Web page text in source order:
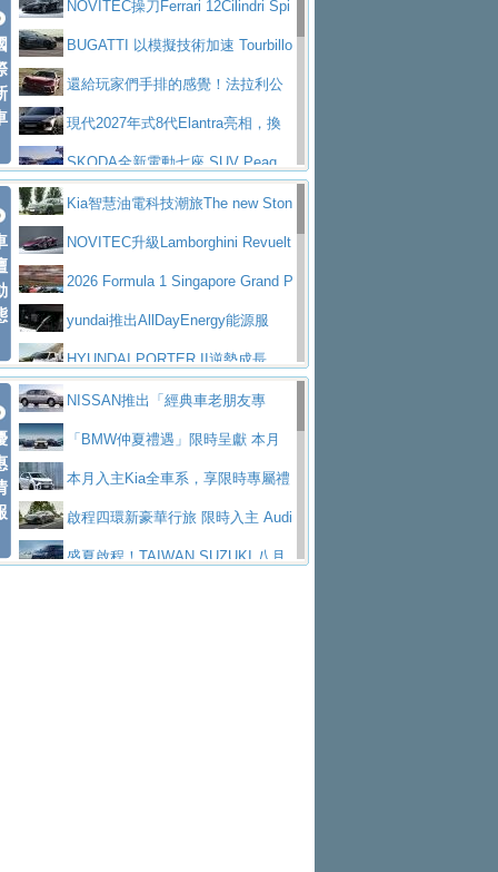
下旬問世！2024第六屆ISUZU運轉職人挑戰賽
首度前進南台灣熱烈開戰
豪華電能休旅新星 Audi Q4 Sportba
ck 55 e-tron S lineScania Taiwan 逆風而行，加深力
道投資布局
代CX-5全方位進化提前亮相並展開預售94.9
萬起
馬自達公布 2027 年式 MX-5 更
新，新增 Yakudo 特別版
Skoda Peaq 發表全新電動動力系
統 最長續航逾 640 公里、支援雙向供電
BMW M2 首度導入 xDrive 四驅，
美國與瑞士需求成關鍵推手
The all-new T-Roc 魅力 自成焦點
Maserati GT2 Stradale「Tribute to
MC12」全球首度亮相
迎接 RANGE ROVER 品牌家族第
五位成員 全新 RANGE ROVER GT 預告登
場
造型華麗時尚、科技座艙再進化，P
eugeot 208小改款發表上市94.8萬起
NOVITEC操刀Ferrari 12Cilindri Spi
der 碳纖維空力、鍛造輪圈與Inconel排氣
上身
BUGATTI 以模擬技術加速 Tourbillo
n 動態開發還給玩家們手排的感覺！法拉利公
布12Cilidri Manaule手排超跑產品細節
現代2027年式8代Elantra亮相，換
裝更銳利的造型、更先進的資訊娛樂系統及
更高效的動力
SKODA全新電動七座 SUV Peaq
問世，擁有品牌史上最寬敞且豪華的座艙
AUDI推出首款高性能油電超跑Nuvo
lari，0到100公里加速2.6秒、極速350公里
／小時
百年三叉戟傳奇再啟程 Maserati 重
返 1000 Miglia 傳承競速榮耀
法拉利首款純電跑車Luce亮相，最
大馬力超過1000匹並具備530公里最大續航
里程
小車大空間、座艙科技更先進，SK
ODA發表全新純電跨界休旅Eipq祭平民化車
價89萬起
賓士AMG.EA專屬平台首作，Merc
edes-AMG 全新GT 4-Door Coupe全球首發
福斯推出首款GTI純電性能掀背ID.
Polo GTI，擁有226匹馬力和零百加速 6.8
秒的實力
Jaguar 公布四門 GT車款正式車名
為JAGUAR TYPE 01
終於跟上進度，LEXUS發表首款三
排六座純電旗艦休旅 TZ
有錢也買不到的Golf R！福斯打造
全新Golf R 24h賽車將挑戰紐柏林24小時耐
SKODA公布全新小型純電跨界休旅
Kia智慧油電科技潮旅The new Ston
ic 1-7月累計銷量創歷史新高
NOVITEC升級Lamborghini Revuelt
o 綜效輸出增至1,048匹
2026 Formula 1 Singapore Grand P
rix 新加坡大獎賽 Audi 極速之旅開放報名
yundai推出AllDayEnergy能源服
務 讓電動車化身行動儲能系統
HYUNDAI PORTER II逆勢成長，
勇奪中型貨車銷售冠軍
父親節霸氣獻禮！PGO 威力125 最
低入手價 $60,900 起 省油ｘ安全ｘ大空間
陪爸爸輕鬆
福斯商旅挺頭家 推出「德系質感 精
算圓夢」專案和運租車榮獲國家品牌玉山獎 以智
慧移動與綠能創新
Volvo Trucks 承諾成為高科技供應
鏈的可靠夥伴XFORCE攜手臺南祀典大天后宮 試
NISSAN推出「經典車老朋友專
案」 以匠人精神煥新珍品座駕
「BMW仲夏禮遇」限時呈獻 本月
入主即享尊榮豪華五星假期 多元優購方案
同步實施
本月入主Kia全車系，享限時專屬禮
遇 啟程四環新豪華行旅 限時入主 Audi
A6 旗艦陣容 低月付5,888元起及3 年乙式險
盛夏啟程！TAIWAN SUZUKI 八月